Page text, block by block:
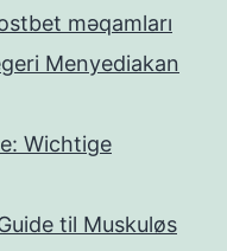
məqamları
Menyediakan
Wichtige
til Muskuløs